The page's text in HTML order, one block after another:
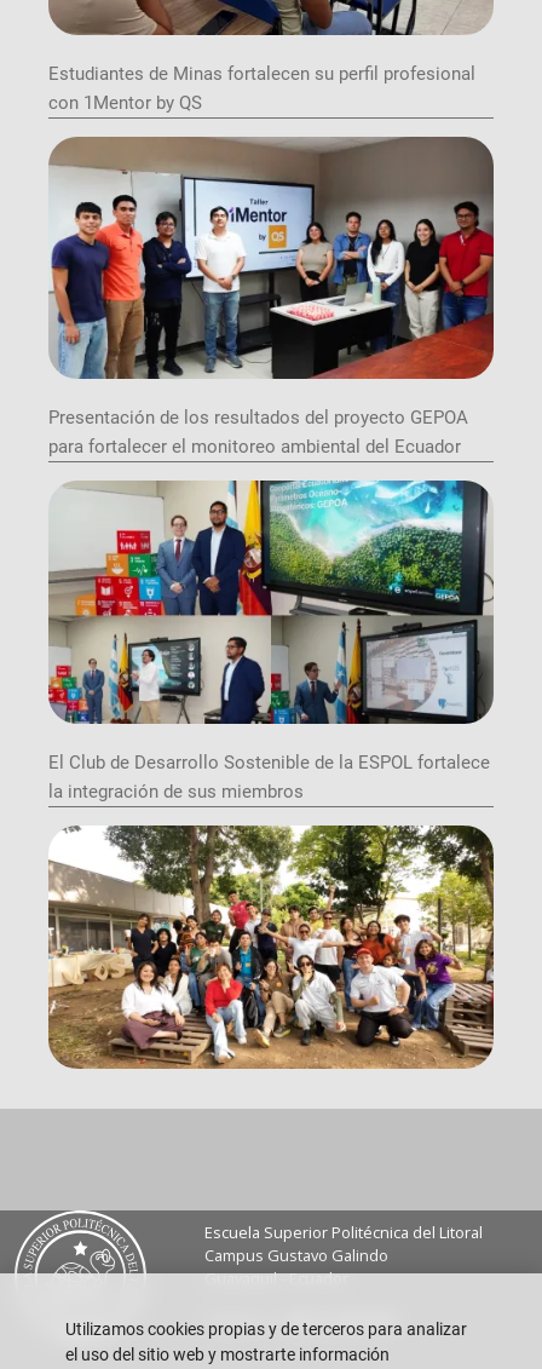
Estudiantes de Minas fortalecen su perfil profesional
con 1Mentor by QS
Presentación de los resultados del proyecto GEPOA
para fortalecer el monitoreo ambiental del Ecuador
El Club de Desarrollo Sostenible de la ESPOL fortalece
la integración de sus miembros
Escuela Superior Politécnica del Litoral
Campus Gustavo Galindo
Guayaquil - Ecuador
Teléfono: +593-4 2269 269
Utilizamos cookies propias y de terceros para analizar
el uso del sitio web y mostrarte información